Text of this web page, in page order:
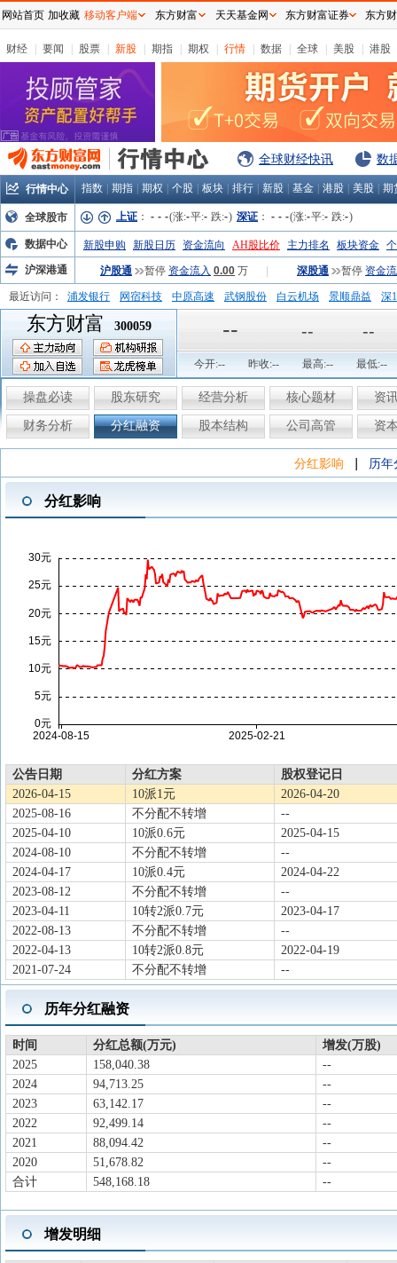
财经 要闻 股票 新股 期指 期权 行情 数据 全球 美股 港股
全球财经快讯 数
行情中心 指数 期指 期权 个股 板块 排行 新股 基金 港股 美股 期
全球股市 上证 ： - - -(涨:-平:- 跌:-) 深证 ： - - -(涨:-平:- 跌:-)
数据中心 新股申购 新股日历 资金流向 AH股比价 主力排名 板块资金
沪深港通
沪股通 暂停 资金流入 0.00 万 深股通 暂停 资金
最近访问： 浦发银行 网宿科技 中原高速 武钢股份 白云机场 景顺鼎益
深
弘业股份
富临运业
东方财富 300059 -- -- --
今开:-- 昨收:-- 最高:-- 最低:--
操盘必读 股东研究 经营分析 核心题材 资
财务分析 分红融资 股本结构 公司高管 资
分红影响 历年
分红影响
公告日期 分红方案
股权登记日
2026-04-15
10派1元
2026-04-20
2025-08-16
不分配不转增
--
2025-04-10
10派0.6元
2025-04-15
2024-08-10
不分配不转增
--
2024-04-17
10派0.4元
2024-04-22
2023-08-12
不分配不转增
--
2023-04-11
10转2派0.7元
2023-04-17
2022-08-13
不分配不转增
--
2022-04-13
10转2派0.8元
2022-04-19
2021-07-24
不分配不转增 --
历年分红融资
时间 分红总额(万元)
增发(万股)
2025
158,040.38
--
2024
94,713.25
--
2023
63,142.17
--
2022
92,499.14
--
2021
88,094.42
--
2020
51,678.82
--
合计
548,168.18 --
增发明细
网站首页 加收藏 移动客户端 东方财富 天天基金网 东方财富证券 东方